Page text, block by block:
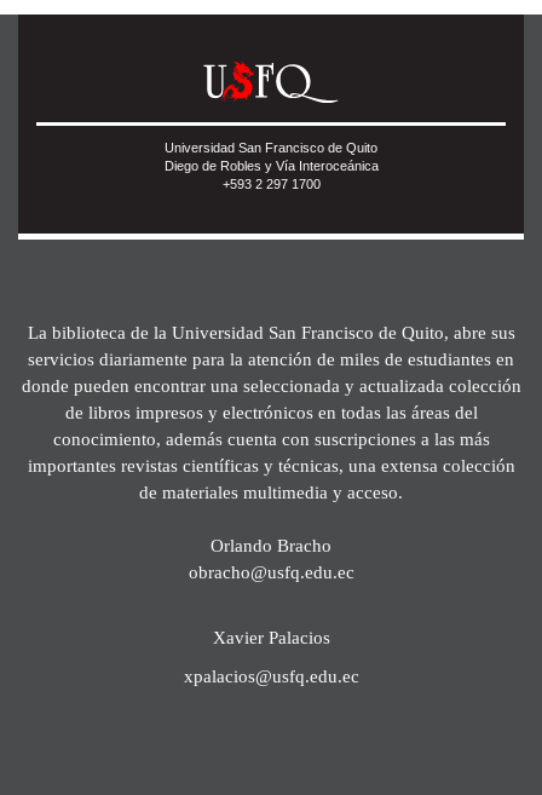
Universidad San Francisco de Quito
Diego de Robles y Vía Interoceánica
+593 2 297 1700
La biblioteca de la Universidad San Francisco de Quito, abre sus
servicios diariamente para la atención de miles de estudiantes en
donde pueden encontrar una seleccionada y actualizada colección
de libros impresos y electrónicos en todas las áreas del
conocimiento, además cuenta con suscripciones a las más
importantes revistas científicas y técnicas, una extensa colección
de materiales multimedia y acceso.
Orlando Bracho
obracho@usfq.edu.ec
Xavier Palacios
xpalacios@usfq.edu.ec